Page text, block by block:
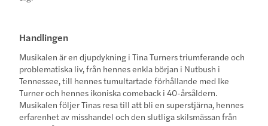
Handlingen
Musikalen är en djupdykning i Tina Turners triumferande och
problematiska liv, från hennes enkla början i Nutbush i
Tennessee, till hennes tumultartade förhållande med Ike
Turner och hennes ikoniska comeback i 40-årsåldern.
Musikalen följer Tinas resa till att bli en superstjärna, hennes
erfarenhet av misshandel och den slutliga skilsmässan från